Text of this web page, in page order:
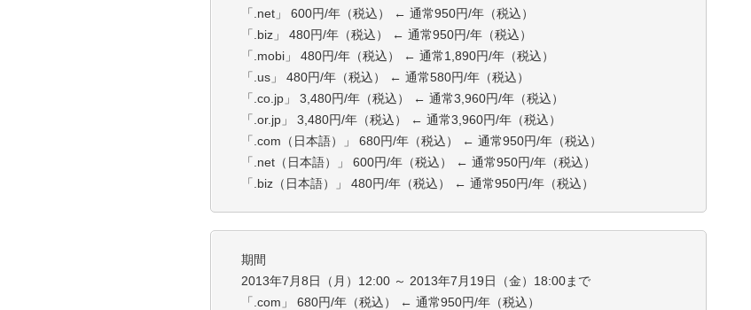
「.net」 600円/年（税込） ← 通常950円/年（税込）
「.biz」 480円/年（税込） ← 通常950円/年（税込）
「.mobi」 480円/年（税込） ← 通常1,890円/年（税込）
「.us」 480円/年（税込） ← 通常580円/年（税込）
「.co.jp」 3,480円/年（税込） ← 通常3,960円/年（税込）
「.or.jp」 3,480円/年（税込） ← 通常3,960円/年（税込）
「.com（日本語）」 680円/年（税込） ← 通常950円/年（税込）
「.net（日本語）」 600円/年（税込） ← 通常950円/年（税込）
「.biz（日本語）」 480円/年（税込） ← 通常950円/年（税込）
期間
2013年7月8日（月）12:00 ～ 2013年7月19日（金）18:00まで
「.com」 680円/年（税込） ← 通常950円/年（税込）